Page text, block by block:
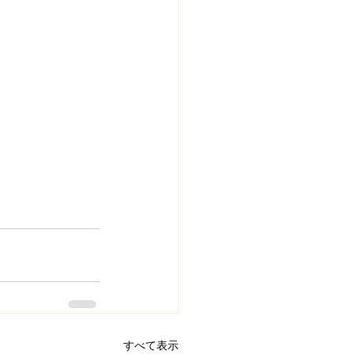
すべて表示